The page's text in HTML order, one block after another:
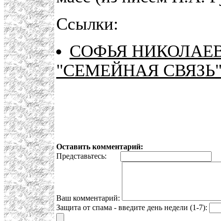
Ссылки:
СОФЬЯ
"СЕМЕЙНАЯ
Оставить комментарий:
Представьтесь:
Ваш комментарий:
Защита от спама - введите день недели (1-7):